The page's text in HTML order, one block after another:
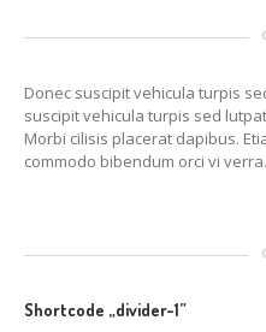
Donec suscipit vehicula turpis
suscipit vehicula turpis sed
Morbi cilisis placerat dapibus.
commodo bibendum orci vi
Shortcode „divider-1”